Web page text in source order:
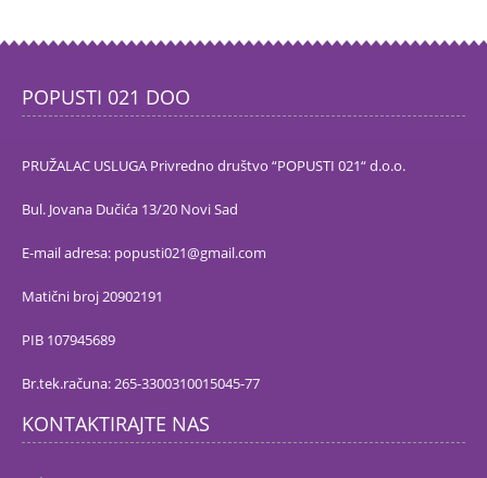
POPUSTI 021 DOO
PRUŽALAC USLUGA Privredno društvo “POPUSTI 021“ d.o.o.
Bul. Jovana Dučića 13/20 Novi Sad
E-mail adresa: popusti021@gmail.com
Matični broj 20902191
PIB 107945689
Br.tek.računa: 265-3300310015045-77
KONTAKTIRAJTE NAS